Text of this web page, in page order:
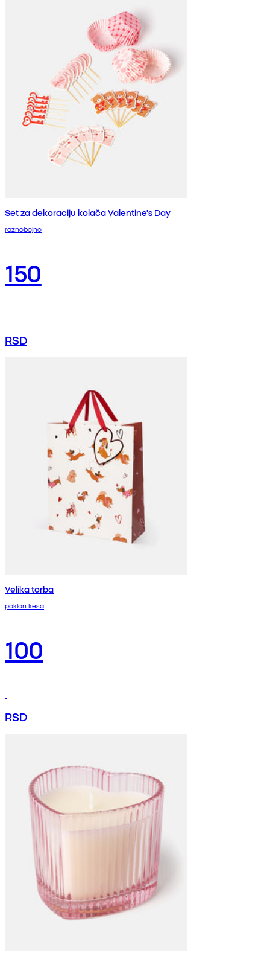
Set za dekoraciju kolača Valentine's Day
raznobojno
150
RSD
Velika torba
poklon kesa
100
RSD